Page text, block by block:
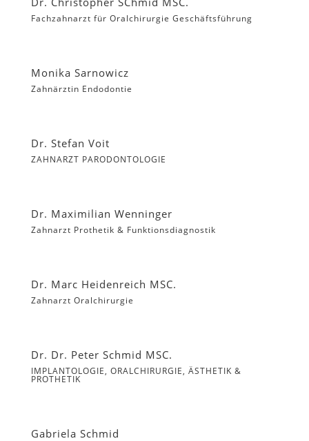
Fachzahnarzt für Oralchirurgie Geschäftsführung
Monika Sarnowicz
Zahnärztin Endodontie
Dr. Stefan Voit
ZAHNARZT PARODONTOLOGIE
Dr. Maximilian Wenninger
Zahnarzt Prothetik & Funktionsdiagnostik
Dr. Marc Heidenreich MSC.
Zahnarzt Oralchirurgie
Dr. Dr. Peter Schmid MSC.
IMPLANTOLOGIE, ORALCHIRURGIE, ÄSTHETIK &
PROTHETIK
Gabriela Schmid